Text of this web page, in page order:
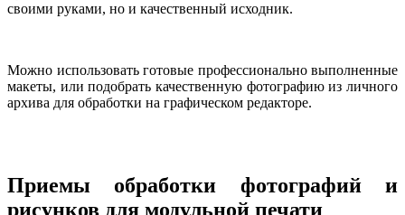
своими руками, но и качественный исходник.
Можно использовать готовые профессионально выполненные
макеты, или подобрать качественную фотографию из личного
архива для обработки на графическом редакторе.
Приемы обработки фотографий и
рисунков для модульной печати